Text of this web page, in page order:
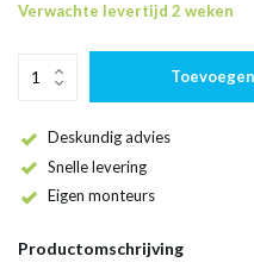
Verwachte levertijd 2 weken
Deskundig advies
Snelle levering
Eigen monteurs
Productomschrijving